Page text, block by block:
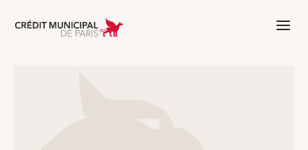
Aller à l'accueil de Crédit Municipal